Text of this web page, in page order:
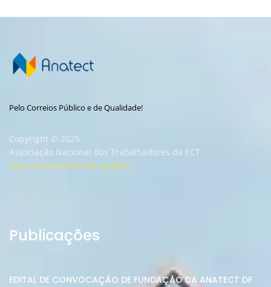
Pelo Correios Público e de Qualidade!
Copyright © 2025
Associação Nacional dos Trabalhadores da ECT
Seja um associado da Anatect
Publicações
EDITAL DE CONVOCAÇÂO DE FUNDAÇÃO DA ANATECT DF